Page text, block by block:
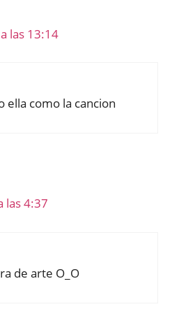
las 13:14
ella como la cancion
las 4:37
de arte O_O